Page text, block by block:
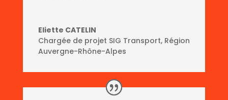
Eliette CATELIN
Chargée de projet SIG Transport, Région
Auvergne-Rhône-Alpes